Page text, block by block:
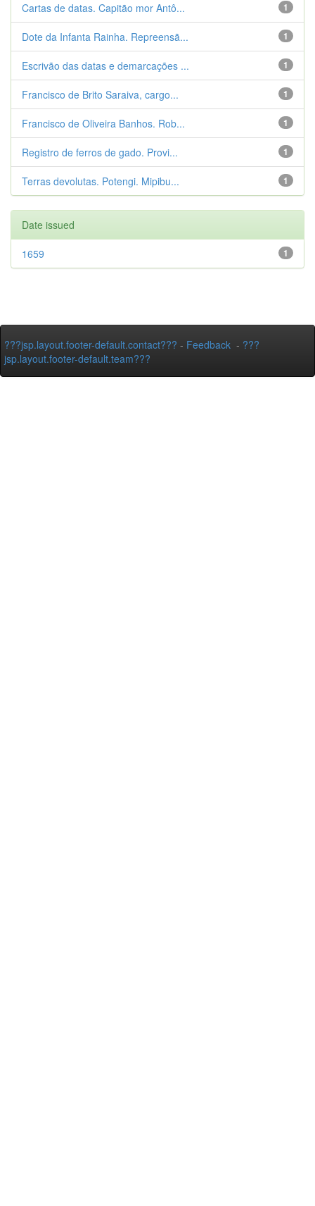
1
Cartas de datas. Capitão mor Antô...
1
Dote da Infanta Rainha. Repreensã...
1
Escrivão das datas e demarcações ...
1
Francisco de Brito Saraiva, cargo...
1
Francisco de Oliveira Banhos. Rob...
1
Registro de ferros de gado. Provi...
1
Terras devolutas. Potengi. Mipibu...
Date issued
1
1659
???jsp.layout.footer-default.contact??? - Feedback - ???
jsp.layout.footer-default.team???